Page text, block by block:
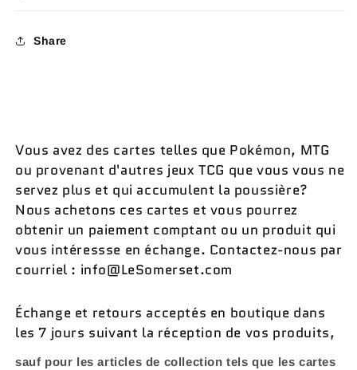
Share
Vous avez des cartes telles que Pokémon, MTG
ou provenant d'autres jeux TCG que vous vous ne
servez plus et qui accumulent la poussière?
Nous achetons ces cartes et vous pourrez
obtenir un paiement comptant ou un produit qui
vous intéressse en échange. Contactez-nous par
courriel : info@LeSomerset.com
Échange et retours acceptés en boutique dans
les 7 jours suivant la réception de vos produits,
sauf pour les articles de collection tels que les cartes